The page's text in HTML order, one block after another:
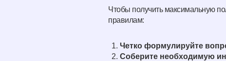
Чтобы получить максимальную
правилам:
Четко формулируйте
Соберите необходимую